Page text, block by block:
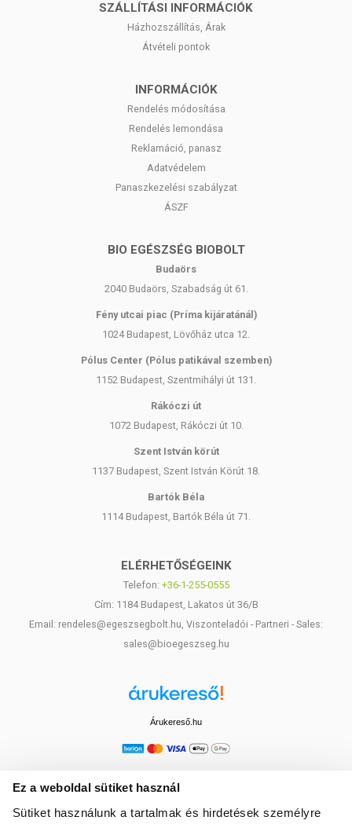
Ez a weboldal sütiket használ
Sütiket használunk a tartalmak és hirdetések személyre
SZÁLLÍTÁSI INFORMÁCIÓK
Házhozszállítás, Árak
Átvételi pontok
INFORMÁCIÓK
Rendelés módosítása
Rendelés lemondása
Reklamáció, panasz
Adatvédelem
Panaszkezelési szabályzat
ÁSZF
BIO EGÉSZSÉG BIOBOLT
Budaörs
2040 Budaörs, Szabadság út 61.
Fény utcai piac (Príma kijáratánál)
1024 Budapest, Lövőház utca 12.
Pólus Center (Pólus patikával szemben)
1152 Budapest, Szentmihályi út 131.
Rákóczi út
1072 Budapest, Rákóczi út 10.
Szent István körút
1137 Budapest, Szent István Körút 18.
Bartók Béla
1114 Budapest, Bartók Béla út 71.
ELÉRHETŐSÉGEINK
Telefon: +36-1-255-0555
Cím: 1184 Budapest, Lakatos út 36/B
Email: rendeles@egeszsegbolt.hu, Viszonteladói - Partneri - Sales:
sales@bioegeszseg.hu
Árukereső.hu